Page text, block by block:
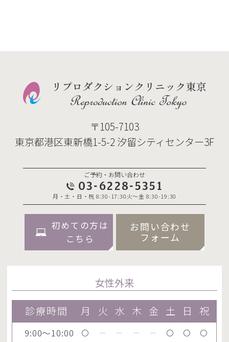
〒105-7103
東京都港区東新橋1-5-2 汐留シティセンター3F
ご予約・お問い合わせ
03-6228-5351
月・土・日・祝 8:30-17:30 火～金 8:30-19:30
初めての方は
こちら
お問い合わせ
フォーム
女性外来
診療時間
月 火 水 木 金 土 日 祝
9:00～10:00 〇 ー ー ー ー 〇 〇 〇